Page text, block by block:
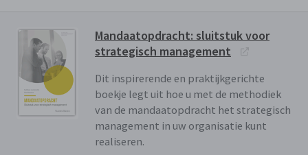
Mandaatopdracht: sluitstuk voor
strategisch management
Dit inspirerende en praktijkgerichte
boekje legt uit hoe u met de methodiek
van de mandaatopdracht het strategisch
management in uw organisatie kunt
realiseren.